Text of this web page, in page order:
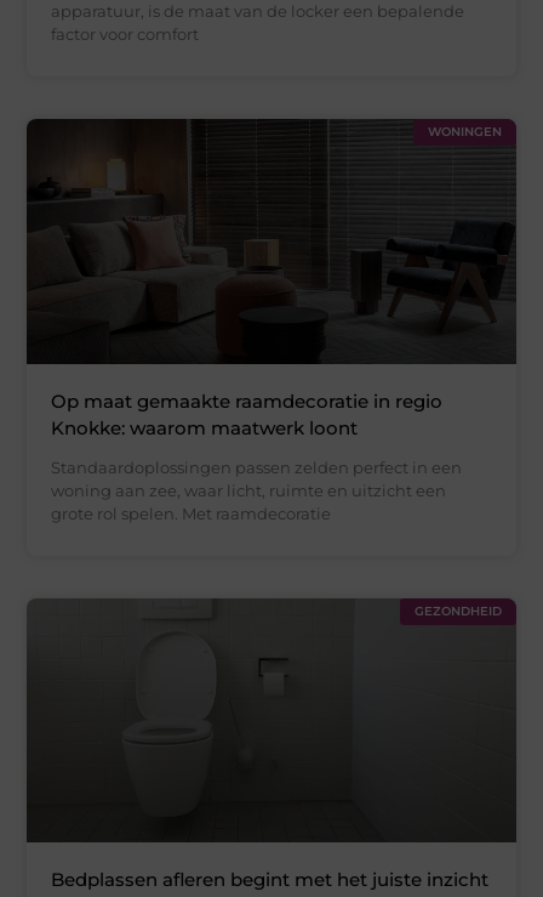
apparatuur, is de maat van de locker een bepalende
factor voor comfort
WONINGEN
Op maat gemaakte raamdecoratie in regio
Knokke: waarom maatwerk loont
Standaardoplossingen passen zelden perfect in een
woning aan zee, waar licht, ruimte en uitzicht een
grote rol spelen. Met raamdecoratie
GEZONDHEID
Bedplassen afleren begint met het juiste inzicht